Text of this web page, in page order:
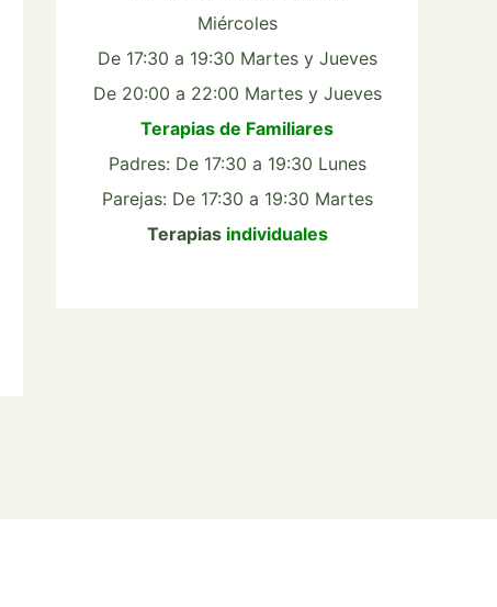
Miércoles
De 17:30 a 19:30 Martes y Jueves
De 20:00 a 22:00 Martes y Jueves
Terapias de Familiares
Padres: De 17:30 a 19:30 Lunes
Parejas: De 17:30 a 19:30 Martes
Terapias individuales